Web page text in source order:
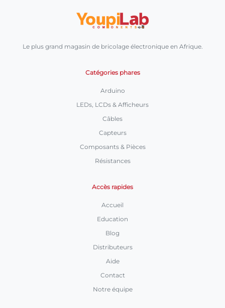
Le plus grand magasin de bricolage électronique en Afrique.
Catégories phares
Arduino
LEDs, LCDs & Afficheurs
Câbles
Capteurs
Composants & Pièces
Résistances
Accès rapides
Accueil
Education
Blog
Distributeurs
Aide
Contact
Notre équipe